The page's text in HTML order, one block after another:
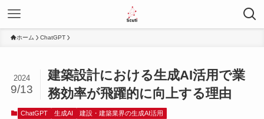
ホーム ChatGPT
建築設計における生成AI活用で業
務効率が飛躍的に向上する理由
2024
9/13
ChatGPT 生成AI 建設・建築業界の生成AI活用